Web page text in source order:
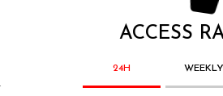
ACCESS
24H WEEKLY